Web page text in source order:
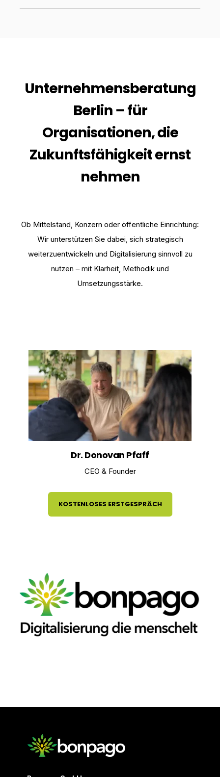
Unternehmensberatung
Berlin – für
Organisationen, die
Zukunftsfähigkeit ernst
nehmen
Ob Mittelstand, Konzern oder öffentliche Einrichtung:
Wir unterstützen Sie dabei, sich strategisch
weiterzuentwickeln und Digitalisierung sinnvoll zu
nutzen – mit Klarheit, Methodik und
Umsetzungsstärke.
Dr. Donovan Pfaff
CEO & Founder
KOSTENLOSES ERSTGESPRÄCH